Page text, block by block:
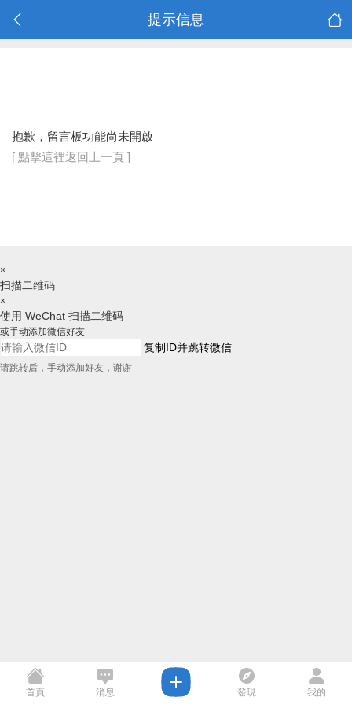
提示信息
抱歉，留言板功能尚未開啟
[ 點擊這裡返回上一頁 ]
×
扫描二维码
×
使用 WeChat 扫描二维码
或手动添加微信好友
复制ID并跳转微信
请跳转后，手动添加好友，谢谢
首頁 消息 發現 我的